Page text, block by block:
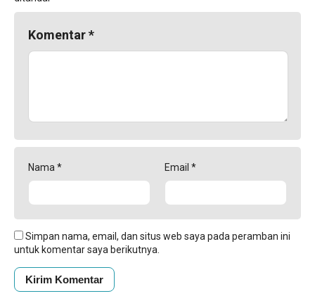
Komentar*
Nama * Email *
Simpan nama, email, dan situs web saya pada peramban ini
untuk komentar saya berikutnya.